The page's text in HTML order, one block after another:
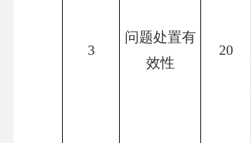
3
问题处置有
效性
20